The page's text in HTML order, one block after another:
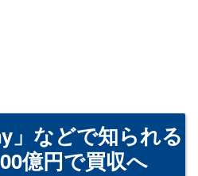
」などで知られる
億円で買収へ